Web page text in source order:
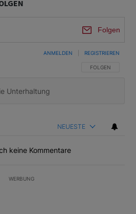
Folgen
FOLGE DIESER
FOLGEN
ANMELDEN REGISTRIEREN
NEUESTE
keine Kommentare
WERBUNG